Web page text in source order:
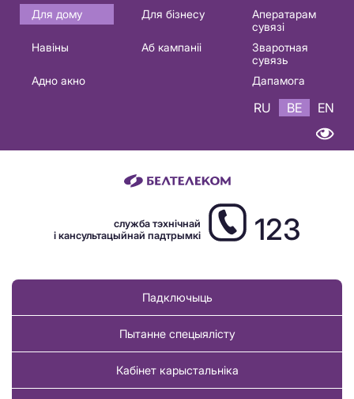
Основная
навигация
Для дому Для бізнесу
Аператарам
сувязі
Навіны
Аб кампаніі
Зваротная
сувязь
Адно акно
Дапамога
RU BE EN
служба тэхнічнай
і кансультацыйнай падтрымкі
123
Падключыць
Пытанне спецыялісту
Кабінет карыстальніка